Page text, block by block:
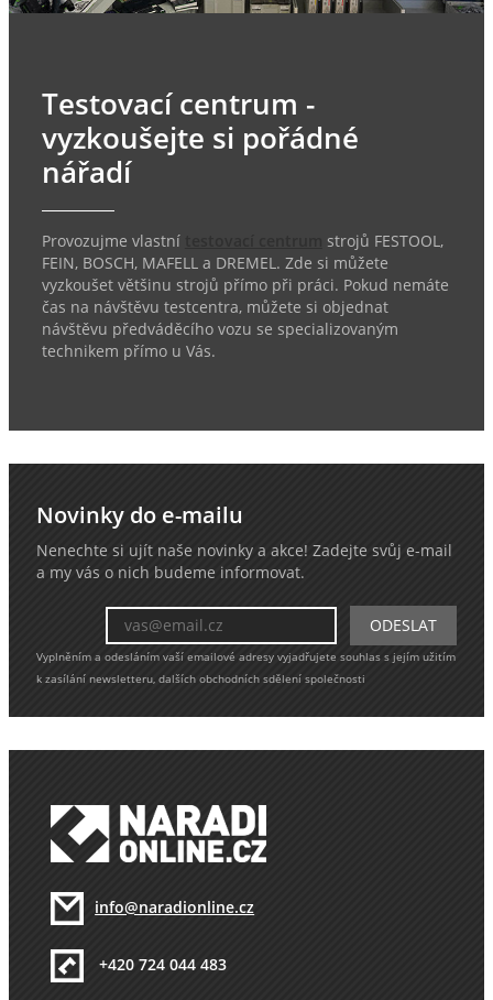
Testovací centrum -
vyzkoušejte si pořádné
nářadí
Provozujme vlastní
strojů FESTOOL,
FEIN, BOSCH, MAFELL a DREMEL. Zde si můžete
vyzkoušet většinu strojů přímo při práci. Pokud nemáte
čas na návštěvu testcentra, můžete si objednat
návštěvu předváděcího vozu se specializovaným
technikem přímo u Vás.
Novinky do e-mailu
Nenechte si ujít naše novinky a akce! Zadejte svůj e-mail
a my vás o nich budeme informovat.
Vyplněním a odesláním vaší emailové adresy vyjadřujete souhlas s jejím užitím
k zasílání newsletteru, dalších obchodních sdělení společnosti
info@naradionline.cz
+420 724 044 483